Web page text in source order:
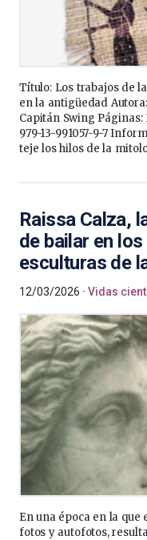
Título: Los trabajos de
en la antigüedad
Capitán Swing Páginas:
979-13-991057-9-7
teje los hilos de la
Raissa Calza,
de bailar en
esculturas de
12/03/2026 Vidas
En una época en la
fotos y autofotos,